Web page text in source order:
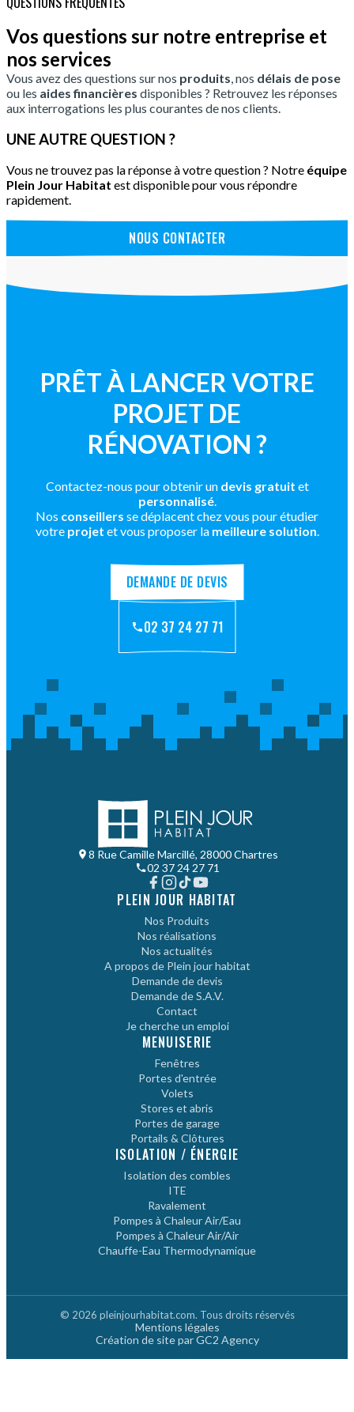
Vos questions sur notre entreprise et
nos services
Vous avez des questions sur nos produits, nos délais de pose
ou les aides financières disponibles ? Retrouvez les réponses
aux interrogations les plus courantes de nos clients.
UNE AUTRE QUESTION ?
Vous ne trouvez pas la réponse à votre question ? Notre équipe
Plein Jour Habitat est disponible pour vous répondre
rapidement.
NOUS CONTACTER
PRÊT À LANCER VOTRE
PROJET DE
RÉNOVATION ?
Contactez-nous pour obtenir un devis gratuit et
personnalisé.
Nos conseillers se déplacent chez vous pour étudier
votre projet et vous proposer la meilleure solution.
DEMANDE DE DEVIS
02 37 24 27 71
8 Rue Camille Marcillé, 28000 Chartres
02 37 24 27 71
PLEIN JOUR HABITAT
Nos Produits
Nos réalisations
Nos actualités
A propos de Plein jour habitat
Demande de devis
Demande de S.A.V.
Contact
Je cherche un emploi
MENUISERIE
Fenêtres
Portes d'entrée
Volets
Stores et abris
Portes de garage
Portails & Clôtures
ISOLATION / ÉNERGIE
Isolation des combles
ITE
Ravalement
Pompes à Chaleur Air/Eau
Pompes à Chaleur Air/Air
Chauffe-Eau Thermodynamique
© 2026 pleinjourhabitat.com. Tous droits réservés
Mentions légales
Création de site par GC2 Agency